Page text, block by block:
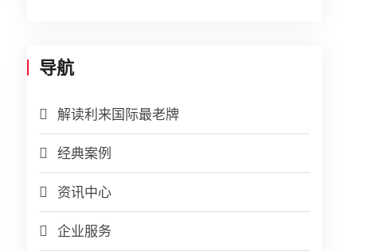
导航
解读利来国际最老牌
经典案例
资讯中心
企业服务